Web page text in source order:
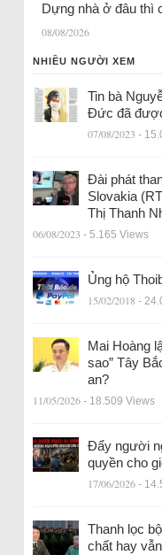
Dựng nhà ở đâu thì
08/08/2026
NHIỀU NGƯỜI XEM
Tin bà
Đức đã
07/08/2023 -
Đài phát
Slovakia
Thị Thanh
06/08/2023 - 5.165 Views
Ủng hộ
15/02/2018 -
Mai Hoàng
sao” Tây
an?
11/05/2026 - 18.509 Views
Đẩy người
quyền cho
17/06/2026 -
Thanh lọc
chất hay